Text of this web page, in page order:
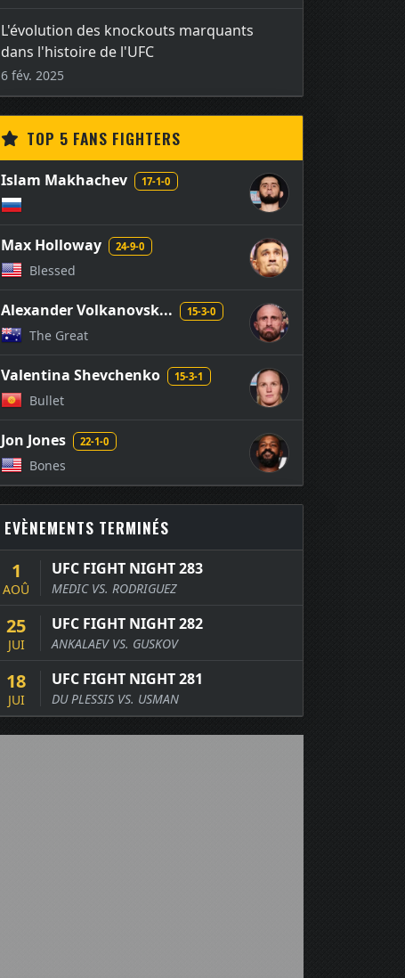
L'évolution des knockouts marquants
dans l'histoire de l'UFC
6 fév. 2025
TOP 5 FANS FIGHTERS
Islam Makhachev 17-1-0
Max Holloway 24-9-0
Blessed
Alexander Volkanovsk... 15-3-0
The Great
Valentina Shevchenko 15-3-1
Bullet
Jon Jones 22-1-0
Bones
EVÈNEMENTS TERMINÉS
1
AOÛ
UFC FIGHT NIGHT 283
MEDIC VS. RODRIGUEZ
25
JUI
UFC FIGHT NIGHT 282
ANKALAEV VS. GUSKOV
18
JUI
UFC FIGHT NIGHT 281
DU PLESSIS VS. USMAN